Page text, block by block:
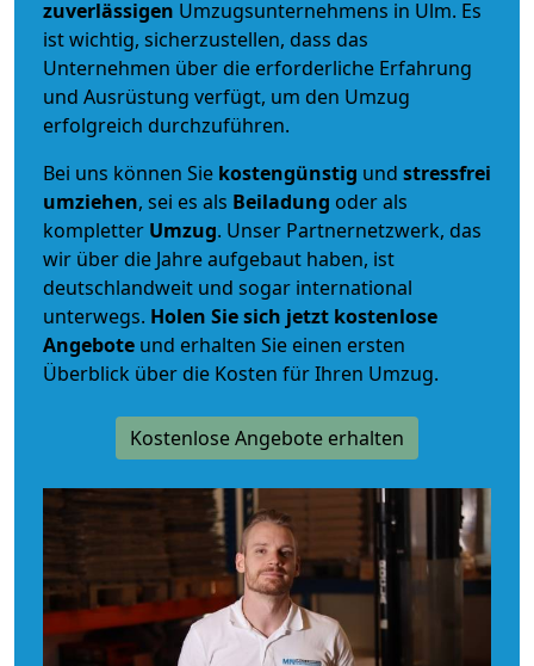
zuverlässigen Umzugsunternehmens in Ulm. Es
ist wichtig, sicherzustellen, dass das
Unternehmen über die erforderliche Erfahrung
und Ausrüstung verfügt, um den Umzug
erfolgreich durchzuführen.
Bei uns können Sie kostengünstig und stressfrei
umziehen, sei es als Beiladung oder als
kompletter Umzug. Unser Partnernetzwerk, das
wir über die Jahre aufgebaut haben, ist
deutschlandweit und sogar international
unterwegs. Holen Sie sich jetzt kostenlose
Angebote und erhalten Sie einen ersten
Überblick über die Kosten für Ihren Umzug.
Kostenlose Angebote erhalten